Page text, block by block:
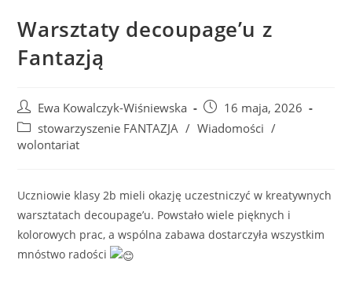
Warsztaty decoupage’u z
Fantazją
Post
author:
Ewa Kowalczyk-Wiśniewska
Post
published:
16 maja, 2026
Post
category:
stowarzyszenie FANTAZJA / Wiadomości /
wolontariat
Uczniowie klasy 2b mieli okazję uczestniczyć w kreatywnych
warsztatach decoupage’u. Powstało wiele pięknych i
kolorowych prac, a wspólna zabawa dostarczyła wszystkim
mnóstwo radości